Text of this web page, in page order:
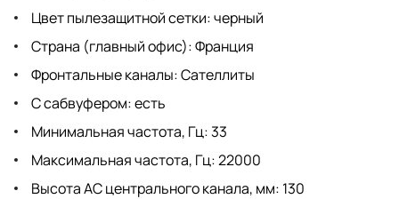
Цвет пылезащитной сетки: черный
Страна (главный офис): Франция
Фронтальные каналы: Сателлиты
С сабвуфером: есть
Минимальная частота, Гц: 33
Максимальная частота, Гц: 22000
Высота АС центрального канала, мм: 130